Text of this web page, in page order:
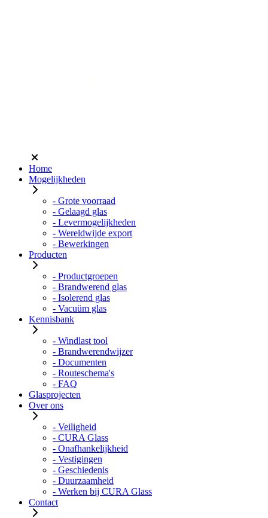
Home
Mogelijkheden
- Grote voorraad
- Gelaagd glas
- Levermogelijkheden
- Wereldwijde export
- Bewerkingen
Producten
- Productgroepen
- Brandwerend glas
- Isolerend glas
- Vacuüm glas
Kennisbank
- Windlast tool
- Brandwerendwijzer
- Documenten
- Routeschema's
- FAQ
Glasprojecten
Over ons
- Veiligheid
- CURA Glass
- Onafhankelijkheid
- Vestigingen
- Geschiedenis
- Duurzaamheid
- Werken bij CURA Glass
Contact